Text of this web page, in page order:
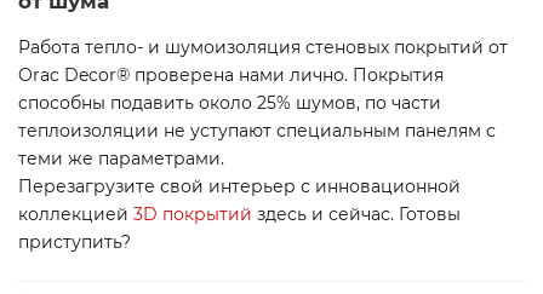
Работа тепло- и шумоизоляция стеновых покрытий от
Orac Decor® проверена нами лично. Покрытия
способны подавить около 25% шумов, по части
теплоизоляции не уступают специальным панелям с
теми же параметрами.
Перезагрузите свой интерьер с инновационной
коллекцией 3D покрытий здесь и сейчас. Готовы
приступить?